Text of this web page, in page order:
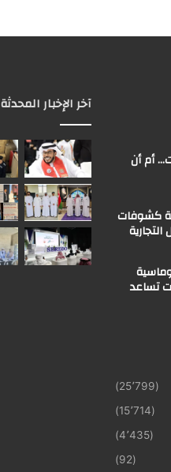
أم أن
كشوفات
تساعد
(25٬799)
(15٬714)
(4٬435)
(92)
آخر الإخبار المحدثة